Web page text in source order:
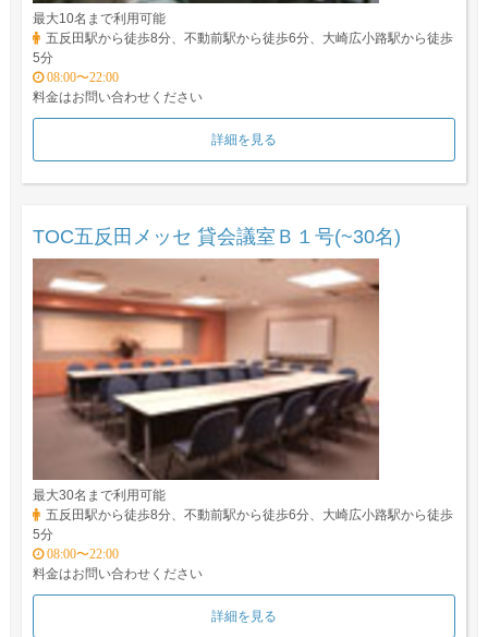
最大10名まで利用可能
五反田駅から徒歩8分、不動前駅から徒歩6分、大崎広小路駅から徒歩
5分
08:00〜22:00
料金はお問い合わせください
詳細を見る
TOC五反田メッセ 貸会議室Ｂ１号(~30名)
最大30名まで利用可能
五反田駅から徒歩8分、不動前駅から徒歩6分、大崎広小路駅から徒歩
5分
08:00〜22:00
料金はお問い合わせください
詳細を見る